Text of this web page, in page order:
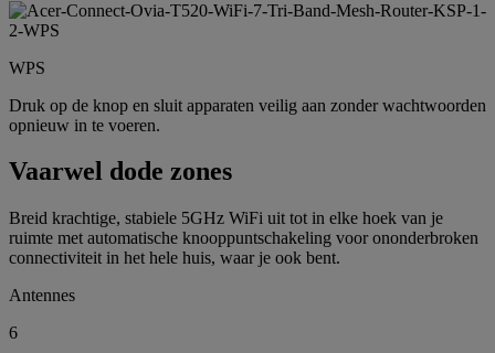
WPS
Druk op de knop en sluit apparaten veilig aan zonder wachtwoorden
opnieuw in te voeren.
Vaarwel dode zones
Breid krachtige, stabiele 5GHz WiFi uit tot in elke hoek van je
ruimte met automatische knooppuntschakeling voor ononderbroken
connectiviteit in het hele huis, waar je ook bent.
Antennes
6